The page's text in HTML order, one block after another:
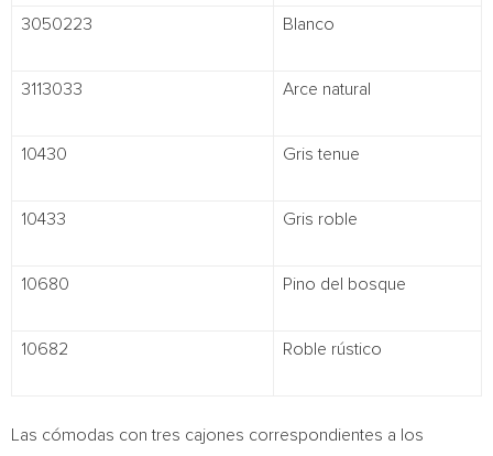
3050223 Blanco
3113033 Arce natural
10430 Gris tenue
10433 Gris roble
10680 Pino del bosque
10682 Roble rústico
Las cómodas con tres cajones correspondientes a los